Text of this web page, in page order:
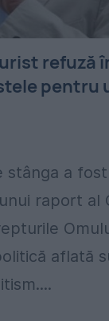
refuză
pentru
stânga a
raport al
aflată